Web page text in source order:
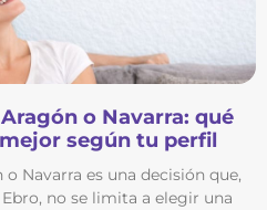
o Navarra: qué
según tu perfil
Navarra es una decisión que,
no se limita a elegir una